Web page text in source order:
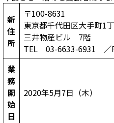
新
住
所
〒100-8631
東京都千代田区大手町1
三井物産ビル 7階
TEL 03-6633-6931 ／
業
務
開
始
日
2020年5月7日（木）